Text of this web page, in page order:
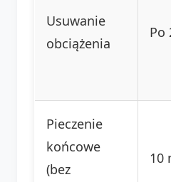
Usuwanie
obciążenia
Po
Pieczenie
końcowe
(bez
10